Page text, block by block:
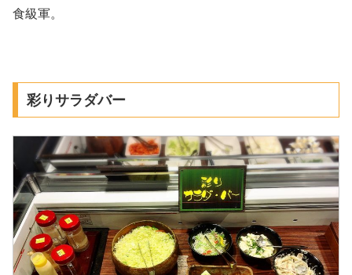
食級軍。
彩りサラダバー